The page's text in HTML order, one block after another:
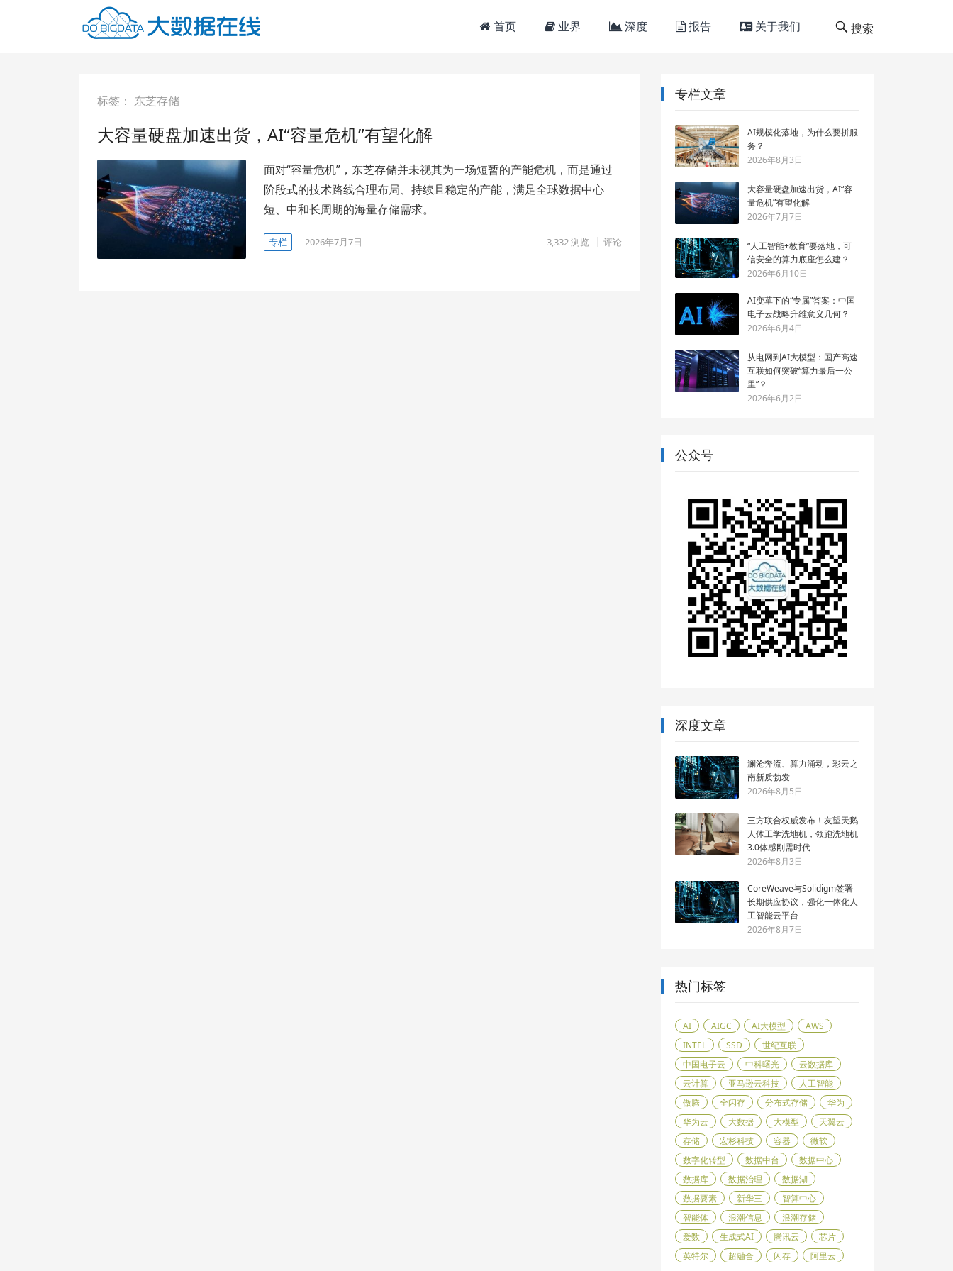
首页 业界 深度 报告 关于我们 搜索
标签： 东芝存储
大容量硬盘加速出货，AI“容量危机”有望化解
面对“容量危机”，东芝存储并未视其为一场短暂的产能危机，而是通过
阶段式的技术路线合理布局、持续且稳定的产能，满足全球数据中心
短、中和长周期的海量存储需求。
专栏 2026年7月7日 3,332浏览 评论
专栏文章
AI规模化落地，为什么要拼服
务？
2026年8月3日
大容量硬盘加速出货，AI“容
量危机”有望化解
2026年7月7日
“人工智能+教育”要落地，可
信安全的算力底座怎么建？
2026年6月10日
AI变革下的“专属”答案：中国
电子云战略升维意义几何？
2026年6月4日
从电网到AI大模型：国产高速
互联如何突破“算力最后一公
里”？
2026年6月2日
公众号
深度文章
澜沧奔流、算力涌动，彩云之
南新质勃发
2026年8月5日
三方联合权威发布！友望天鹅
人体工学洗地机，领跑洗地机
3.0体感刚需时代
2026年8月3日
CoreWeave与Solidigm签署
长期供应协议，强化一体化人
工智能云平台
2026年8月7日
热门标签
AI AIGC AI大模型
AWS
INTEL
SSD
世纪互联
中国电子云
中科曙光
云数据库
云计算
亚马逊云科技
人工智能
傲腾
全闪存 分布式存储
华为
华为云
大数据 大模型
天翼云
存储
宏杉科技 容器
微软
数字化转型
数据中台
数据中心
数据库
数据治理
数据湖
数据要素
新华三
智算中心
智能体
浪潮信息
浪潮存储
爱数
生成式AI 腾讯云
芯片
英特尔
超融合 闪存 阿里云